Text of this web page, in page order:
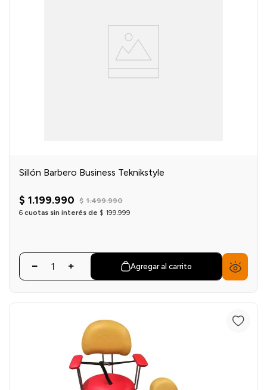
Sillón Barbero Business Teknikstyle
$ 1.199.990 $ 1.499.990
6 cuotas sin interés de $ 199.999
Agregar al carrito